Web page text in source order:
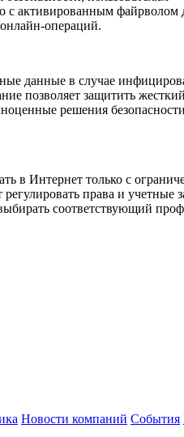
с активированным файрволом
операций.
данные в случае
позволяет защитить
решения
в Интернет только с
права и учетные
соответствующий
Новости компаний События